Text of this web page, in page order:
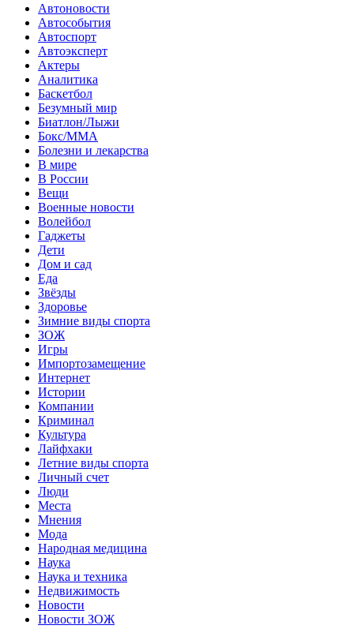
Автоновости
Автособытия
Автоспорт
Автоэксперт
Актеры
Аналитика
Баскетбол
Безумный мир
Биатлон/Лыжи
Бокс/MMA
Болезни и лекарства
В мире
В России
Вещи
Военные новости
Волейбол
Гаджеты
Дети
Дом и сад
Еда
Звёзды
Здоровье
Зимние виды спорта
ЗОЖ
Игры
Импортозамещение
Интернет
Истории
Компании
Криминал
Культура
Лайфхаки
Летние виды спорта
Личный счет
Люди
Места
Мнения
Мода
Народная медицина
Наука
Наука и техника
Недвижимость
Новости
Новости ЗОЖ